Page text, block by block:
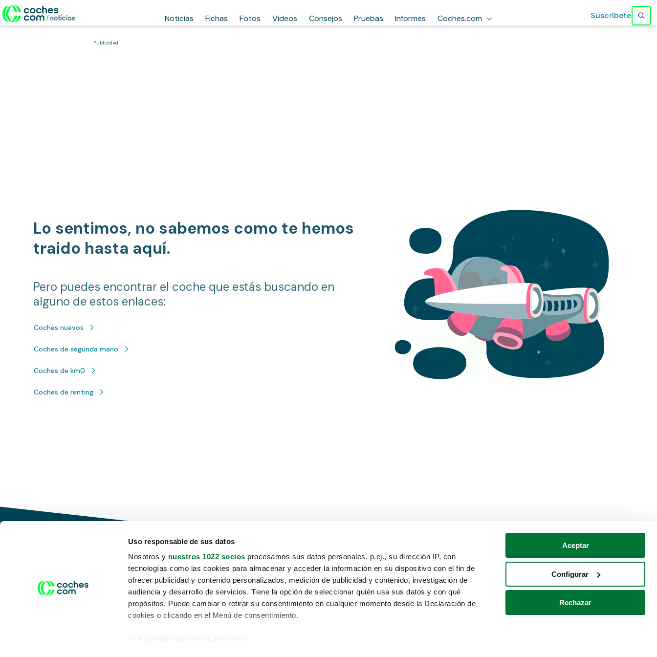
Uso responsable de sus datos
Nosotros y nuestros 1022 socios procesamos sus datos personales, p.ej., su dirección IP, con
tecnologías como las cookies para almacenar y acceder la información en su dispositivo con el fin de
ofrecer publicidad y contenido personalizados, medición de publicidad y contenido, investigación de
audiencia y desarrollo de servicios. Tiene la opción de seleccionar quién usa sus datos y con qué
propósitos. Puede cambiar o retirar su consentimiento en cualquier momento desde la Declaración de
cookies o clicando en el Menú de consentimiento.
Si lo permite, también quisiéramos:
Aceptar
Configurar
Rechazar
Noticias Fichas Fotos Vídeos Consejos Pruebas Informes Coches.com Suscríbete
Publicidad
Lo sentimos, no sabemos como te hemos
traido hasta aquí.
Pero puedes encontrar el coche que estás buscando en
alguno de estos enlaces:
Coches nuevos
Coches de segunda mano
Coches de km0
Coches de renting
Conduce tu futuro,
desata tu movilidad